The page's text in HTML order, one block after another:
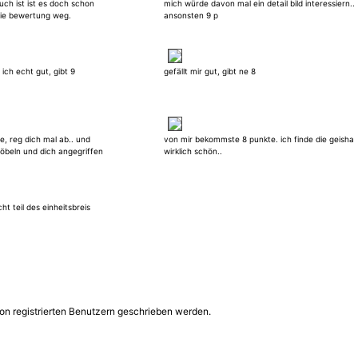
ist ist es doch schon
bewertung weg.
mich würde davon mal ein detail bild interessiern..
ansonsten 9 p
ich echt gut, gibt 9 gefällt mir gut, gibt ne 8
reg dich mal ab.. und
und dich angegriffen
von mir bekommste 8 punkte. ich finde die geisha
wirklich schön..
teil des einheitsbreis
registrierten Benutzern geschrieben werden.